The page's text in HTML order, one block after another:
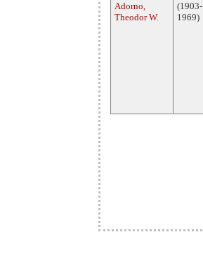
Adorno,
Theodor W.
(1903-
1969)